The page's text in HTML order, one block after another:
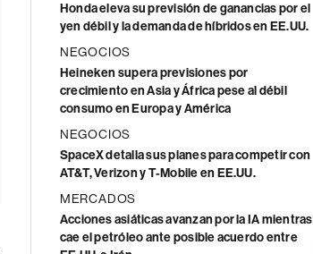
Honda eleva su previsión de ganancias por el
yen débil y la demanda de híbridos en EE.UU.
NEGOCIOS
Heineken supera previsiones por
crecimiento en Asia y África pese al débil
consumo en Europa y América
NEGOCIOS
SpaceX detalla sus planes para competir con
AT&T, Verizon y T-Mobile en EE.UU.
MERCADOS
Acciones asiáticas avanzan por la IA mientras
cae el petróleo ante posible acuerdo entre